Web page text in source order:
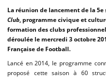
La réunion de lancement de la
Club, programme civique et
formation des clubs
déroulée le mercredi 3 octobre
Française de Football.
Lancé en 2014, le programme
proposé cette saison à 60